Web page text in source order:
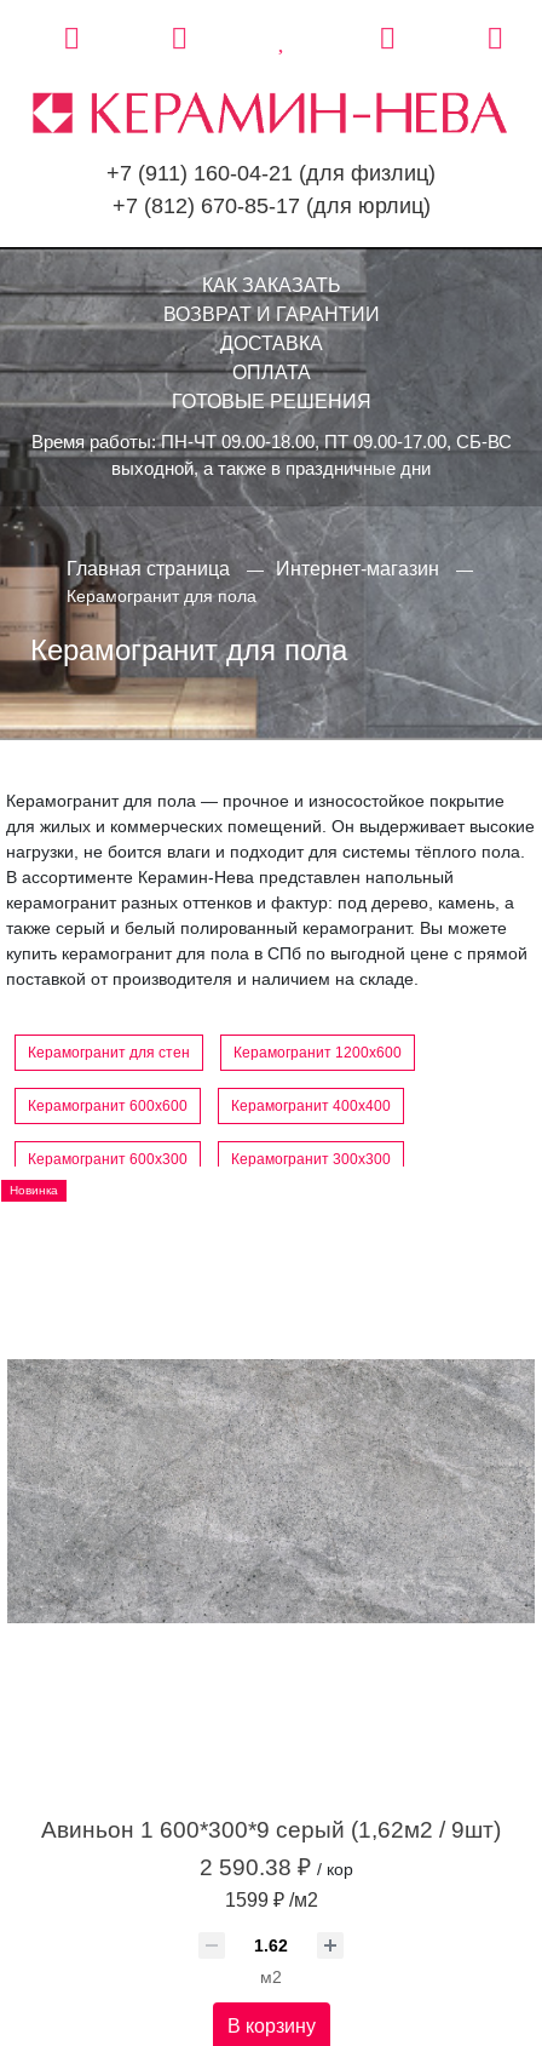
+7 (911) 160-04-21 (для физлиц)
+7 (812) 670-85-17 (для юрлиц)
КАК ЗАКАЗАТЬ
ВОЗВРАТ И ГАРАНТИИ
ДОСТАВКА
ОПЛАТА
ГОТОВЫЕ РЕШЕНИЯ
Время работы: ПН-ЧТ 09.00-18.00, ПТ 09.00-17.00, СБ-ВС
выходной, а также в праздничные дни
Главная страница Интернет-магазин
Керамогранит для пола
Керамогранит для пола
Керамогранит для пола — прочное и износостойкое покрытие
для жилых и коммерческих помещений. Он выдерживает высокие
нагрузки, не боится влаги и подходит для системы тёплого пола.
В ассортименте Керамин-Нева представлен напольный
керамогранит разных оттенков и фактур: под дерево, камень, а
также серый и белый полированный керамогранит. Вы можете
купить керамогранит для пола в СПб по выгодной цене с прямой
поставкой от производителя и наличием на складе.
Керамогранит для стен Керамогранит 1200х600
Керамогранит 600x600 Керамогранит 400x400
Керамогранит 600x300 Керамогранит 300x300
Новинка
Авиньон 1 600*300*9 серый (1,62м2 / 9шт)
2 590.38 ₽ / кор
1599 ₽ /м2
м2
В корзину